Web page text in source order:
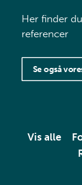
Her finder
referencer
Se også
Vis alle